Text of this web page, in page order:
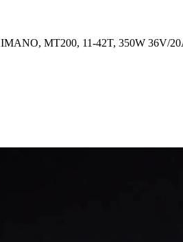
MT200, 11-42T, 350W 36V/